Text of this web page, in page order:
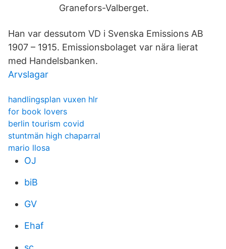
Granefors-Valberget.
Han var dessutom VD i Svenska Emissions AB
1907 – 1915. Emissionsbolaget var nära lierat
med Handelsbanken.
Arvslagar
handlingsplan vuxen hlr
for book lovers
berlin tourism covid
stuntmän high chaparral
mario llosa
OJ
biB
GV
Ehaf